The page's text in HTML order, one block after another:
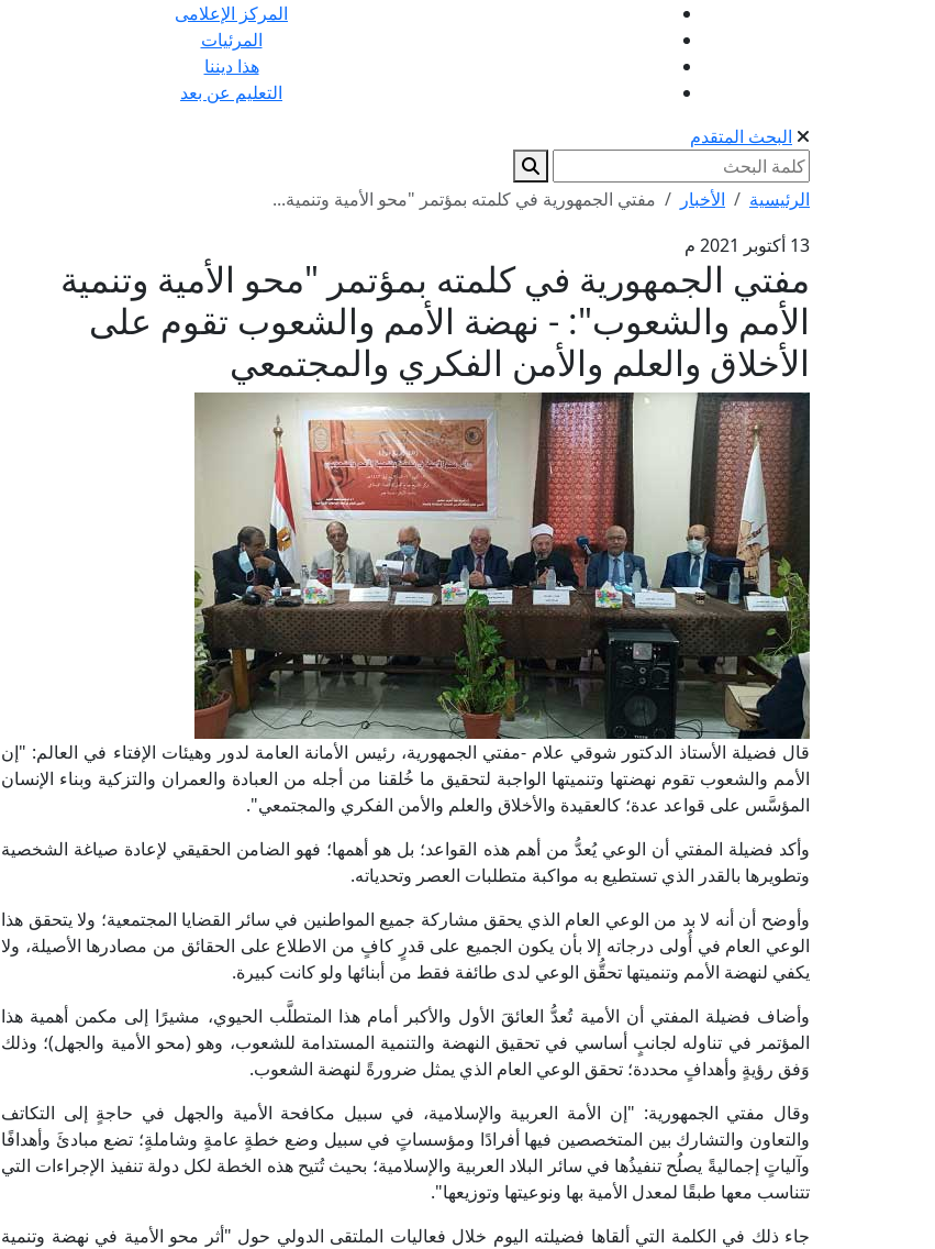
المركز الإعلامى
المرئيات
هذا ديننا
التعليم عن بعد
البحث المتقدم
الرئيسية الأخبار
مفتي الجمهورية في كلمته بمؤتمر "محو الأمية وتنمية...
13 أكتوبر 2021 م
مفتي الجمهورية في كلمته بمؤتمر "محو الأمية وتنمية
الأمم والشعوب": - نهضة الأمم والشعوب تقوم على
الأخلاق والعلم والأمن الفكري والمجتمعي
قال فضيلة الأستاذ الدكتور شوقي علام -مفتي الجمهورية، رئيس الأمانة العامة لدور وهيئات الإفتاء في العالم: "إن
الأمم والشعوب تقوم نهضتها وتنميتها الواجبة لتحقيق ما خُلقنا من أجله من العبادة والعمران والتزكية وبناء الإنسان
المؤسَّس على قواعد عدة؛ كالعقيدة والأخلاق والعلم والأمن الفكري والمجتمعي".
وأكد فضيلة المفتي أن الوعي يُعدُّ من أهم هذه القواعد؛ بل هو أهمها؛ فهو الضامن الحقيقي لإعادة صياغة الشخصية
وتطويرها بالقدر الذي تستطيع به مواكبة متطلبات العصر وتحدياته.
وأوضح أن أنه لا بد من الوعي العام الذي يحقق مشاركة جميع المواطنين في سائر القضايا المجتمعية؛ ولا يتحقق هذا
الوعي العام في أُولى درجاته إلا بأن يكون الجميع على قدرٍ كافٍ من الاطلاع على الحقائق من مصادرها الأصيلة، ولا
يكفي لنهضة الأمم وتنميتها تحقُّق الوعي لدى طائفة فقط من أبنائها ولو كانت كبيرة.
وأضاف فضيلة المفتي أن الأمية تُعدُّ العائقَ الأول والأكبر أمام هذا المتطلَّب الحيوي، مشيرًا إلى مكمن أهمية هذا
المؤتمر في تناوله لجانبٍ أساسي في تحقيق النهضة والتنمية المستدامة للشعوب، وهو (محو الأمية والجهل)؛ وذلك
وَفق رؤيةٍ وأهدافٍ محددة؛ تحقق الوعي العام الذي يمثل ضرورةً لنهضة الشعوب.
وقال مفتي الجمهورية: "إن الأمة العربية والإسلامية، في سبيل مكافحة الأمية والجهل في حاجةٍ إلى التكاتف
والتعاون والتشارك بين المتخصصين فيها أفرادًا ومؤسساتٍ في سبيل وضع خطةٍ عامةٍ وشاملةٍ؛ تضع مبادئَ وأهدافًا
وآلياتٍ إجماليةً يصلُح تنفيذُها في سائر البلاد العربية والإسلامية؛ بحيث تُتيح هذه الخطة لكل دولة تنفيذ الإجراءات التي
تتناسب معها طبقًا لمعدل الأمية بها ونوعيتها وتوزيعها".
جاء ذلك في الكلمة التي ألقاها فضيلته اليوم خلال فعاليات الملتقى الدولي حول "أثر محو الأمية في نهضة وتنمية